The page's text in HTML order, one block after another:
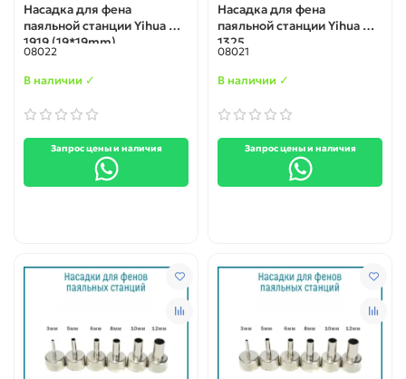
Насадка для фена
паяльной станции Yihua N-
1919 (19*19mm)
08022
В наличии ✓
Запрос цены и наличия
Насадка для фена
паяльной станции Yihua N-
1325
08021
В наличии ✓
Запрос цены и наличия